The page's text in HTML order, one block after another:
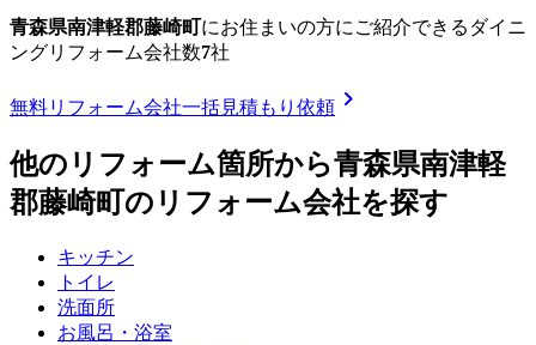
青森県南津軽郡藤崎町 にお住まいの方にご紹介できる ダイニ
ングリフォーム会社数7社
無料リフォーム会社一括見積もり依頼 chevron_right
他のリフォーム箇所から青森県南津軽
郡藤崎町 のリフォーム会社を探す
キッチン
トイレ
洗面所
お風呂・浴室